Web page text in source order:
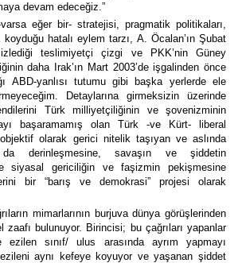
devam edeceğiz.”
varsa eğer bir- stratejisi, pragmatik politikaları,
hatalı eylem tarzı, A. Öcalan’ın Şubat
teslimiyetçi çizgi ve PKK’nin Güney
daha Irak’ın Mart 2003’de işgalinden önce
ABD-yanlısı tutumu gibi başka yerlerde ele
Detaylarına girmeksizin üzerinde
Türk milliyetçiliğinin ve şovenizminin
başaramamış olan Türk -ve Kürt- liberal
objektif olarak gerici nitelik taşıyan ve aslında
da derinleşmesine, savaşın ve şiddetin
siyasal gericiliğin ve faşizmin pekişmesine
bir “barış ve demokrasi” projesi olarak
mimarlarının burjuva dünya görüşlerinden
zaafı bulunuyor. Birincisi; bu çağrıları yapanlar
sınıf/ ulus arasında ayrım yapmayı
aynı kefeye koyuyor ve yaşanan şiddet